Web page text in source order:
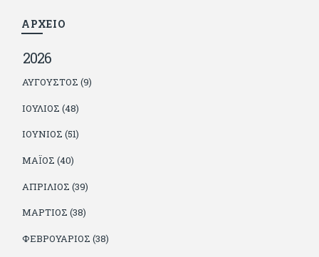
ΑΡΧΕΙΟ
2026
ΑΎΓΟΥΣΤΟΣ (9)
ΙΟΎΛΙΟΣ (48)
ΙΟΎΝΙΟΣ (51)
ΜΆΙΟΣ (40)
ΑΠΡΊΛΙΟΣ (39)
ΜΆΡΤΙΟΣ (38)
ΦΕΒΡΟΥΆΡΙΟΣ (38)